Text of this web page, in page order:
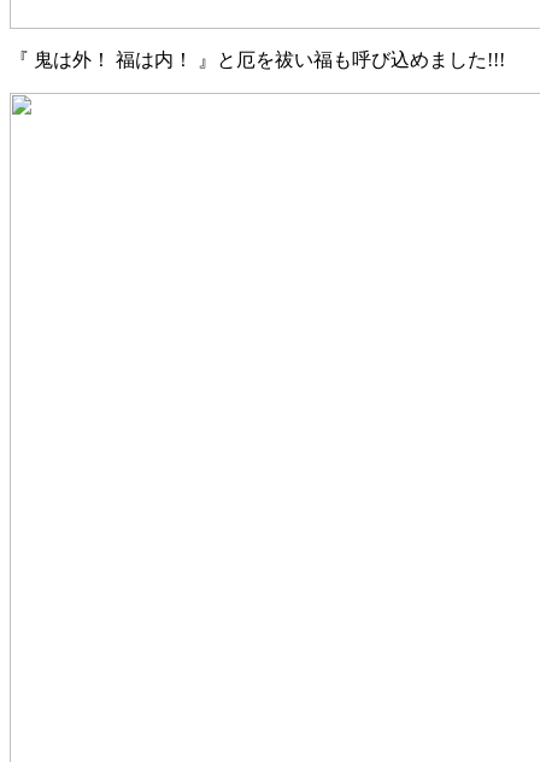
『 鬼は外！ 福は内！ 』と厄を祓い福も呼び込めました!!!